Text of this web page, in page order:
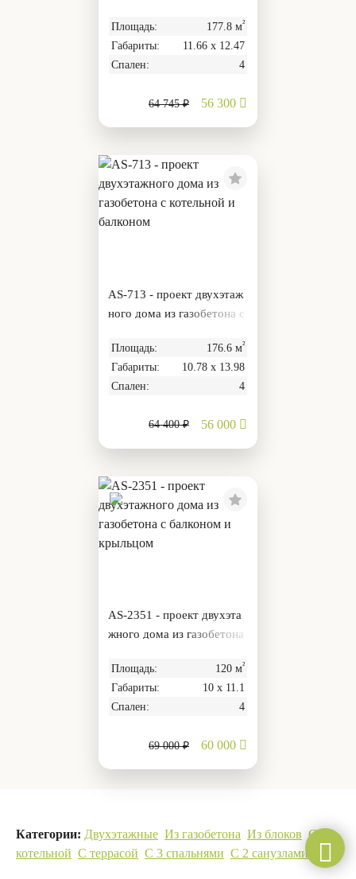
Площадь: 177.8 м²
Габариты:
11.66 х 12.47
Спален:
4
64 745 ₽ 56 300
AS-713 - проект двухэтаж
ного дома из газобетона с
Площадь: 176.6 м²
Габариты:
10.78 х 13.98
Спален:
4
64 400 ₽ 56 000
AS-2351 - проект двухэта
жного дома из газобетона
Площадь: 120 м²
Габариты:
10 х 11.1
Спален:
4
69 000 ₽ 60 000
Категории: Двухэтажные Из газобетона Из блоков С
котельной С террасой С 3 спальнями С 2 санузлами